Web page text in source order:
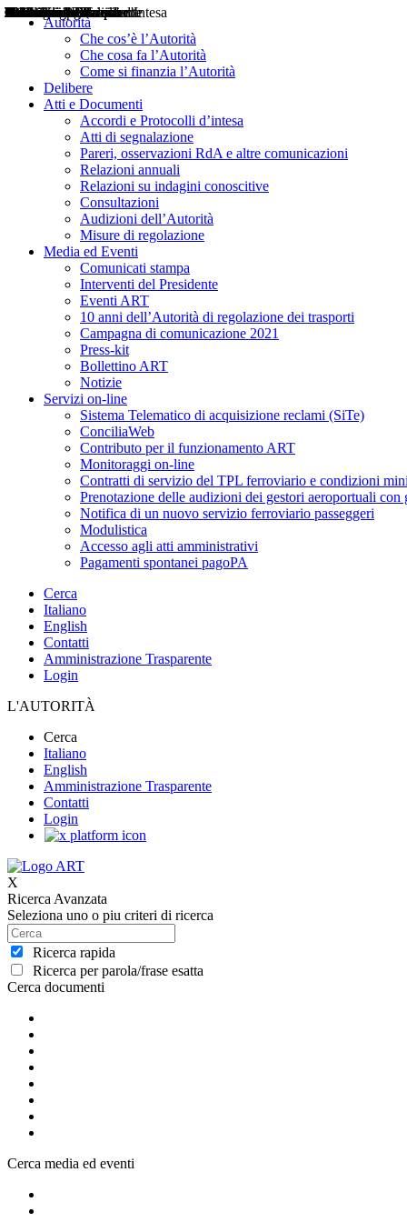
Autorità
Che cos’è l’Autorità
Che cosa fa l’Autorità
Come si finanzia l’Autorità
Delibere
Atti e Documenti
Accordi e Protocolli d’intesa
Atti di segnalazione
Pareri, osservazioni RdA e altre comunicazioni
Relazioni annuali
Relazioni su indagini conoscitive
Consultazioni
Audizioni dell’Autorità
Misure di regolazione
Media ed Eventi
Comunicati stampa
Interventi del Presidente
Eventi ART
10 anni dell’Autorità di regolazione dei trasporti
Campagna di comunicazione 2021
Press-kit
Bollettino ART
Notizie
Servizi on-line
Sistema Telematico di acquisizione reclami (SiTe)
ConciliaWeb
Contributo per il funzionamento ART
Monitoraggi on-line
Contratti di servizio del TPL ferroviario e condizioni
Prenotazione delle audizioni dei gestori aeroportuali con
Notifica di un nuovo servizio ferroviario passeggeri
Modulistica
Accesso agli atti amministrativi
Pagamenti spontanei pagoPA
Cerca
Italiano
English
Contatti
Amministrazione Trasparente
Login
L'AUTORITÀ
Cerca
Italiano
English
Amministrazione Trasparente
Contatti
Login
X
Ricerca Avanzata
Seleziona uno o piu criteri di ricerca
Ricerca rapida
Ricerca per parola/frase esatta
Cerca documenti
Delibere
Pareri
Consultazioni
Audizioni
Atti di Segnalazione
Accordi e Protocolli d'Intesa
Relazioni annuali
Misure di regolazione
Cerca media ed eventi
Notizie
Comunicati Stampa
Bollettini ART
Convegni ART
Interviste del Presidente
Articoli in primo piano
Interventi del Presidente
2004
2005
2010
2013
2014
2015
2016
2017
2018
2019
202
2020
2021
2022
2023
2024
2025
2026
Aereo
Marittimo
Terrestre